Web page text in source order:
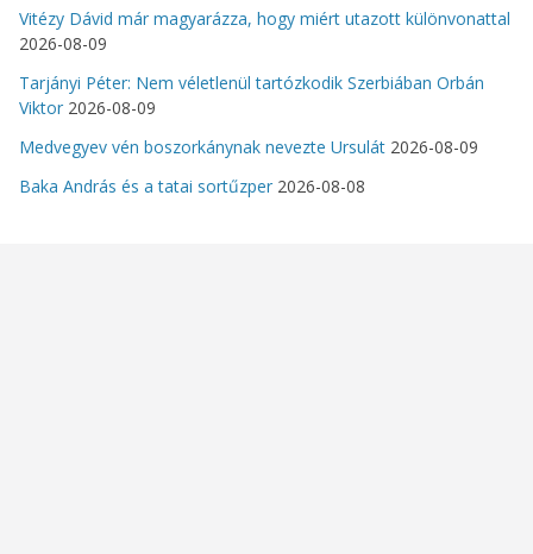
Vitézy Dávid már magyarázza, hogy miért utazott különvonattal
2026-08-09
Tarjányi Péter: Nem véletlenül tartózkodik Szerbiában Orbán
Viktor 2026-08-09
Medvegyev vén boszorkánynak nevezte Ursulát 2026-08-09
Baka András és a tatai sortűzper 2026-08-08